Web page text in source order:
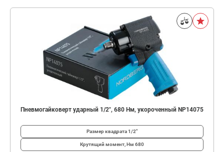
Пневмогайковерт ударный 1/2", 680 Нм, укороченный NP14075
Размер квадрата1/2"
Крутящий момент, Нм 680